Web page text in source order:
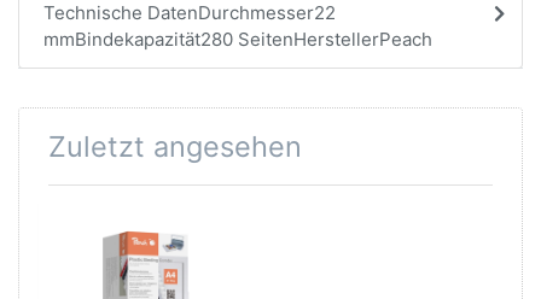
Technische DatenDurchmesser22
mmBindekapazität280 SeitenHerstellerPeach
Zuletzt angesehen